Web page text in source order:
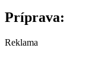
Príprava:
Reklama